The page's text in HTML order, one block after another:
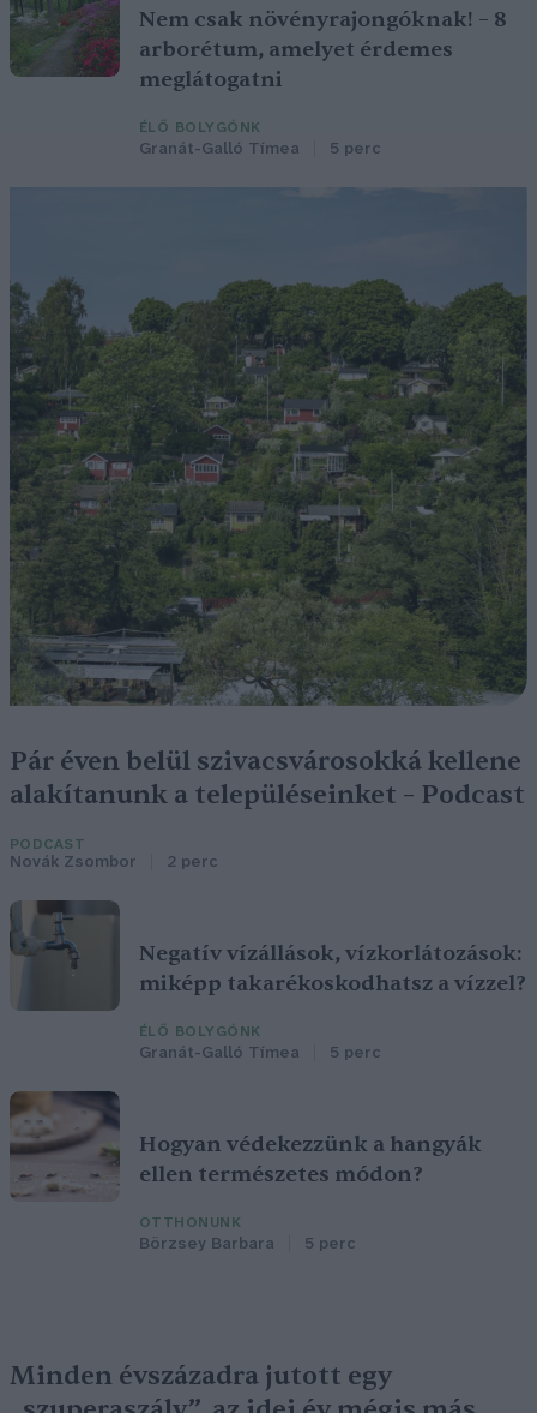
Nem csak növényrajongóknak! – 8
arborétum, amelyet érdemes
meglátogatni
ÉLŐ BOLYGÓNK
Granát-Galló Tímea 5 perc
Pár éven belül szivacsvárosokká kellene
alakítanunk a településeinket – Podcast
PODCAST
Novák Zsombor 2 perc
Negatív vízállások, vízkorlátozások:
miképp takarékoskodhatsz a vízzel?
ÉLŐ BOLYGÓNK
Granát-Galló Tímea 5 perc
Hogyan védekezzünk a hangyák
ellen természetes módon?
OTTHONUNK
Börzsey Barbara 5 perc
Minden évszázadra jutott egy